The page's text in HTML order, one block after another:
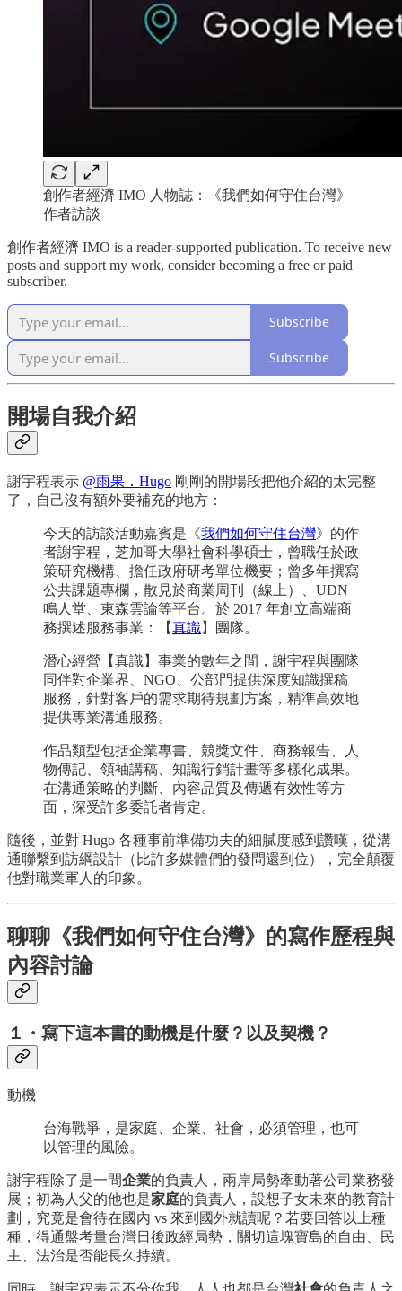
創作者經濟 IMO 人物誌：《我們如何守住台灣》
作者訪談
創作者經濟 IMO is a reader-supported publication. To receive new
posts and support my work, consider becoming a free or paid
subscriber.
Subscribe
Subscribe
開場自我介紹
謝宇程表示 @雨果．Hugo 剛剛的開場段把他介紹的太完整
了，自己沒有額外要補充的地方：
今天的訪談活動嘉賓是《我們如何守住台灣》的作
者謝宇程，芝加哥大學社會科學碩士，曾職任於政
策研究機構、擔任政府研考單位機要；曾多年撰寫
公共課題專欄，散見於商業周刊（線上）、UDN
鳴人堂、東森雲論等平台。於 2017 年創立高端商
務撰述服務事業：【真識】團隊。
潛心經營【真識】事業的數年之間，謝宇程與團隊
同伴對企業界、NGO、公部門提供深度知識撰稿
服務，針對客戶的需求期待規劃方案，精準高效地
提供專業溝通服務。
作品類型包括企業專書、競獎文件、商務報告、人
物傳記、領袖講稿、知識行銷計畫等多樣化成果。
在溝通策略的判斷、內容品質及傳遞有效性等方
面，深受許多委託者肯定。
隨後，並對 Hugo 各種事前準備功夫的細膩度感到讚嘆，從溝
通聯繫到訪綱設計（比許多媒體們的發問還到位），完全顛覆
他對職業軍人的印象。
聊聊《我們如何守住台灣》的寫作歷程與
內容討論
１・寫下這本書的動機是什麼？以及契機？
動機
台海戰爭，是家庭、企業、社會，必須管理，也可
以管理的風險。
謝宇程除了是一間企業的負責人，兩岸局勢牽動著公司業務發
展；初為人父的他也是家庭的負責人，設想子女未來的教育計
劃，究竟是會待在國內 vs 來到國外就讀呢？若要回答以上種
種，得通盤考量台灣日後政經局勢，關切這塊寶島的自由、民
主、法治是否能長久持續。